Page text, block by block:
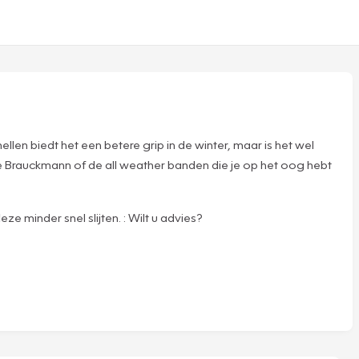
biedt het een betere grip in de winter, maar is het wel
of de all weather banden die je op het oog hebt
minder snel slijten. : Wilt u advies?